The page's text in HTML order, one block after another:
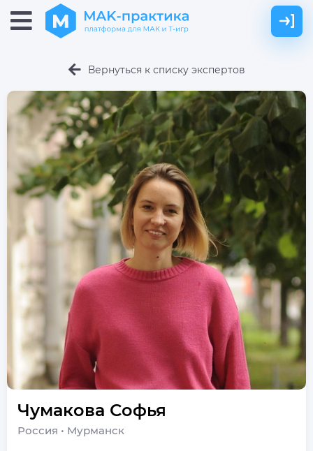
Вернуться к списку экспертов
Чумакова Софья
Россия • Мурманск